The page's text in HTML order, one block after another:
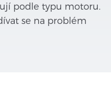
podle typu motoru.
se na problém